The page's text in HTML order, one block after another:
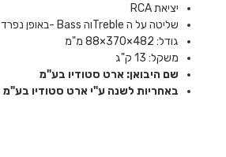
יציאתRCA
שליטה על ה Trebleוה - Bassבאופן נפרד
גודל: 482×370×88 מ"מ
משקל: 13 ק"ג
שם היבואן: ארט סטודיו בע"מ
באחריות לשנה ע"י ארט סטודיו בע"מ